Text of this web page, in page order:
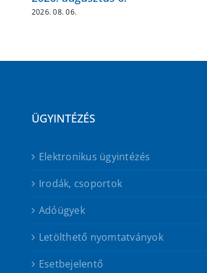
2026. 08. 06.
ÜGYINTÉZÉS
Elektronikus ügyintézés
Irodák, csoportok
Adóügyek
Letölthető nyomtatványok
Esetbejelentő